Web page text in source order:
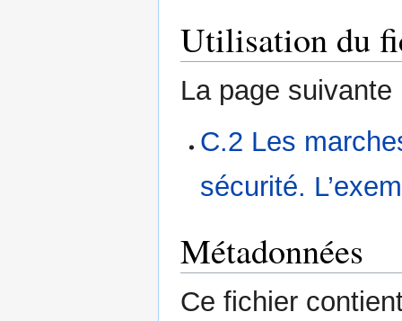
Utilisation du
La page
C.2 Les
sécurité.
Métadonnées
Ce fichier